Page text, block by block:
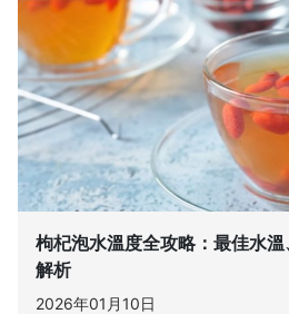
枸杞泡水溫度全攻略：最佳水
解析
2026年01月10日